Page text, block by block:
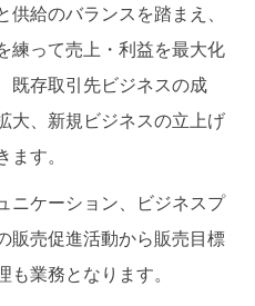
給のバランスを踏まえ、
練って売上・利益を最大化
既存取引先ビジネスの成
大、新規ビジネスの立上げ
す。
ニケーション、ビジネスプ
販売促進活動から販売目標
業務となります。